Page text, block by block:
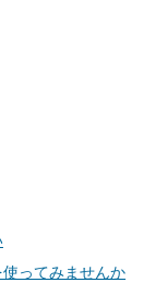
ってみませんか